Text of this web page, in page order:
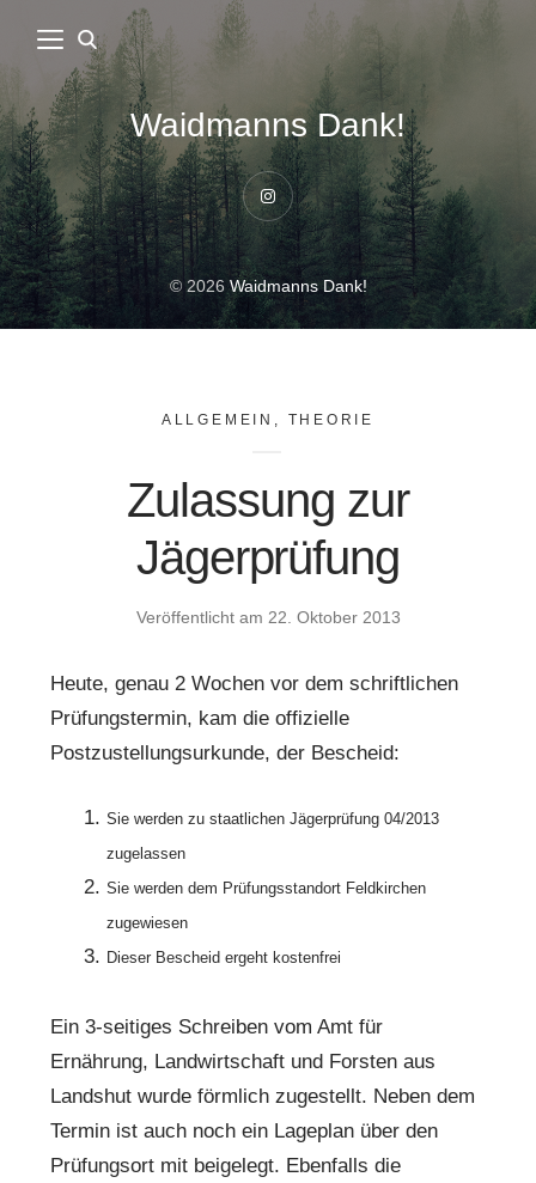
Waidmanns Dank!
Instagram
© 2026Waidmanns Dank!
ALLGEMEIN THEORIE
Zulassung zur
Jägerprüfung
Veröffentlicht am 22. Oktober 2013
Heute, genau 2 Wochen vor dem schriftlichen
Prüfungstermin, kam die offizielle
Postzustellungsurkunde, der Bescheid:
Sie werden zu staatlichen Jägerprüfung 04/2013
zugelassen
Sie werden dem Prüfungsstandort Feldkirchen
zugewiesen
Dieser Bescheid ergeht kostenfrei
Ein 3-seitiges Schreiben vom Amt für
Ernährung, Landwirtschaft und Forsten aus
Landshut wurde förmlich zugestellt. Neben dem
Termin ist auch noch ein Lageplan über den
Prüfungsort mit beigelegt. Ebenfalls die